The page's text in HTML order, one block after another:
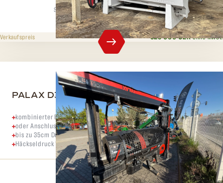
Spaltdruck
22 t
Max. Durchmesser
45 cm
525 000 CZKohne MwSt.
Verkaufspreis
PALAX D360 PRO+
kombinierter Elektroantrieb 7,5kW
oder Anschluss hinter Traktorzapfwelle
bis zu 35cm Durchmesser
Häckseldruck 10 Tonnen